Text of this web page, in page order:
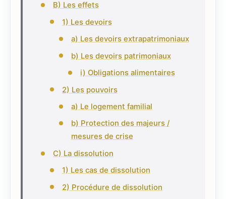
B) Les effets
1) Les devoirs
a) Les devoirs extrapatrimoniaux
b) Les devoirs patrimoniaux
i) Obligations alimentaires
2) Les pouvoirs
a) Le logement familial
b) Protection des majeurs /
mesures de crise
C) La dissolution
1) Les cas de dissolution
2) Procédure de dissolution